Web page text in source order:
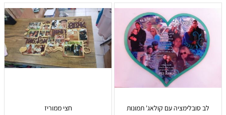
לב סובלימציה עם קולאג' תמונות חצי ממוריז